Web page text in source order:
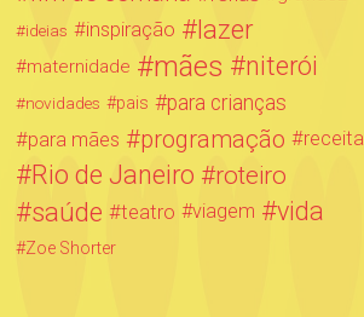
ideias inspiração lazer
maternidade mães niterói
novidades pais
para crianças
para mães
programação receita
Rio de Janeiro roteiro
saúde teatro viagem vida
Zoe Shorter